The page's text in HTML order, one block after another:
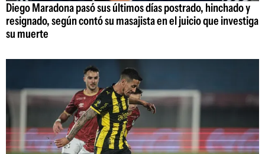
Diego Maradona pasó sus últimos días postrado, hinchado y
resignado, según contó su masajista en el juicio que investiga
su muerte